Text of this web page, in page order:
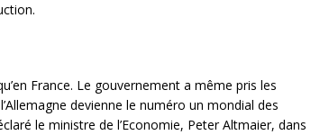
France. Le gouvernement a même pris les
devienne le numéro un mondial des
le ministre de l’Economie, Peter Altmaier, dans